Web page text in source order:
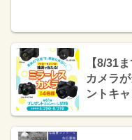
【8/31
カメラ
ントキ